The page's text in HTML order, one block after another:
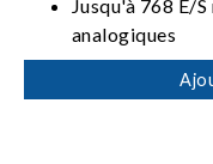
Jusqu'à 768 E/
analogiques
Fréquence
Débit de